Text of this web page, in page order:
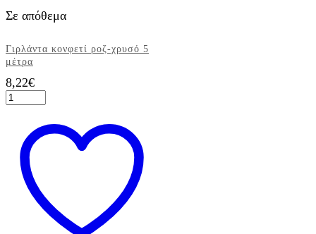
Σε απόθεμα
Γιρλάντα κονφετί ροζ-χρυσό 5
μέτρα
8,22€
Γιρλάντα
κονφετί
χρυσό
μέτρα
ποσότητα